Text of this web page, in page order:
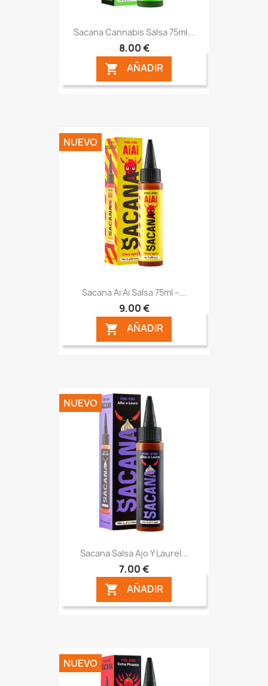
Sacana Cannabis Salsa 75ml...
8,00 €
 AÑADIR
Sacana Ai Ai Salsa 75ml –...
9,00 €
 AÑADIR
NUEVO
Sacana Salsa Ajo Y Laurel...
7,00 €
 AÑADIR
NUEVO
NUEVO